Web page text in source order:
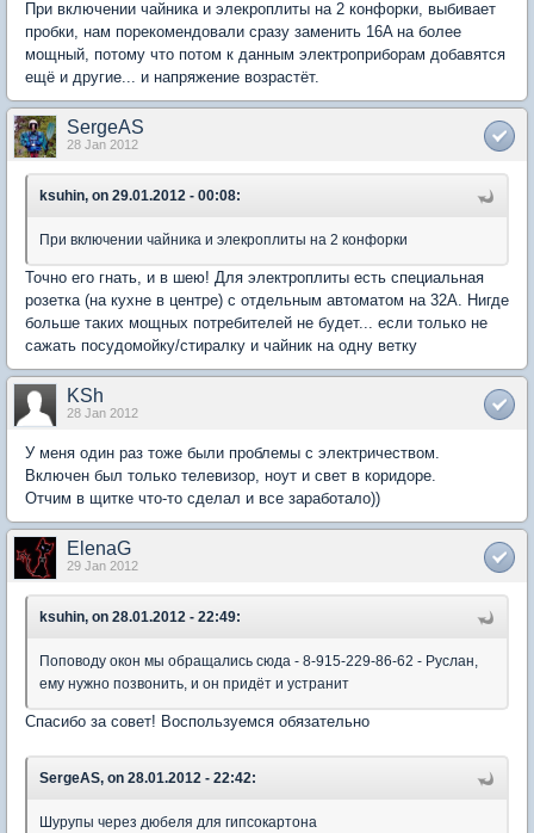
При включении чайника и элекроплиты на 2 конфорки, выбивает
пробки, нам порекомендовали сразу заменить 16A на более
мощный, потому что потом к данным электроприборам добавятся
ещё и другие... и напряжение возрастёт.
SergeAS
28 Jan 2012
ksuhin, on 29.01.2012 - 00:08:
При включении чайника и элекроплиты на 2 конфорки
Точно его гнать, и в шею! Для электроплиты есть специальная
розетка (на кухне в центре) с отдельным автоматом на 32А. Нигде
больше таких мощных потребителей не будет... если только не
сажать посудомойку/стиралку и чайник на одну ветку
KSh
28 Jan 2012
У меня один раз тоже были проблемы с электричеством.
Включен был только телевизор, ноут и свет в коридоре.
Отчим в щитке что-то сделал и все заработало))
ElenaG
29 Jan 2012
ksuhin, on 28.01.2012 - 22:49:
Поповоду окон мы обращались сюда - 8-915-229-86-62 - Руслан,
ему нужно позвонить, и он придёт и устранит
Спасибо за совет! Воспользуемся обязательно
SergeAS, on 28.01.2012 - 22:42:
Шурупы через дюбеля для гипсокартона